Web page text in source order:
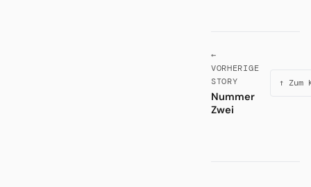
←
VORHERIGE
STORY
Nummer
Zwei
↑